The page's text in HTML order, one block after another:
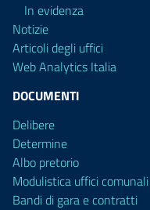
In evidenza
Notizie
Articoli degli uffici
Web Analytics Italia
DOCUMENTI
Delibere
Determine
Albo pretorio
Modulistica uffici comunali
Bandi di gara e contratti